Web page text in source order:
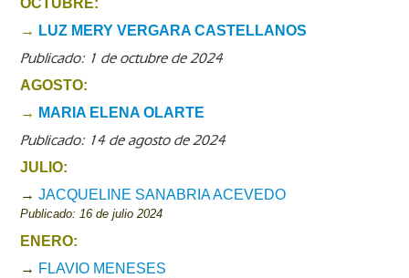
OCTUBRE:
→ LUZ MERY VERGARA CASTELLANOS
Publicado: 1 de octubre de 2024
AGOSTO:
→ MARIA ELENA OLARTE
Publicado: 14 de agosto de 2024
JULIO:
→JACQUELINE SANABRIA ACEVEDO
Publicado: 16 de julio 2024
ENERO:
→ FLAVIO MENESES